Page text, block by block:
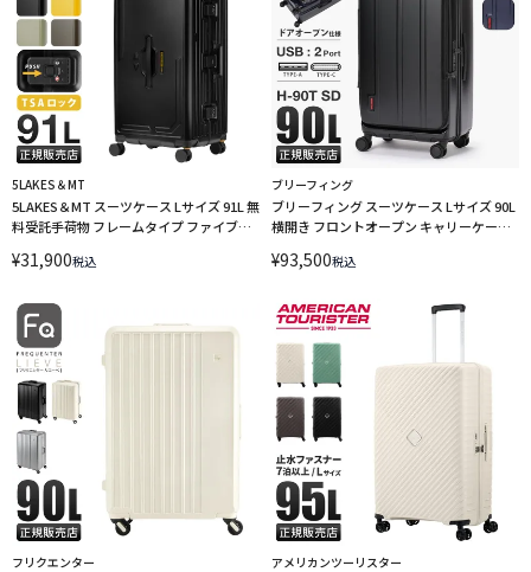
5LAKES＆MT
5LAKES＆MT スーツケース Lサイズ 91L 無
料受託手荷物 フレームタイプ ファイブレ
4051
¥31,900税込
ブリーフィング
ブリーフィング スーツケース Lサイズ 90L
横開き フロントオープン キャリーケース
BRA253C27
¥93,500税込
フリクエンター アメリカンツーリスター